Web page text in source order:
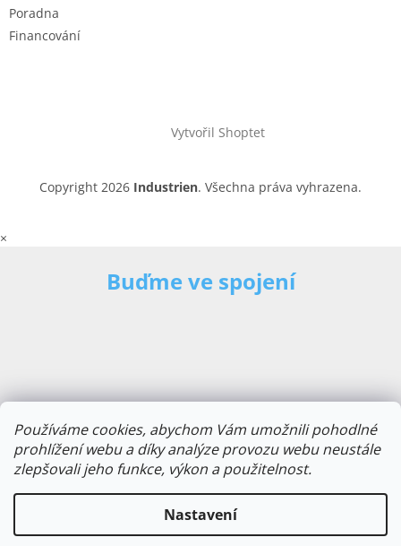
Používáme cookies, abychom Vám umožnili pohodlné
prohlížení webu a díky analýze provozu webu neustále
zlepšovali jeho funkce, výkon a použitelnost.
Nastavení
Poradna
Financování
Vytvořil Shoptet
Copyright 2026 Industrien. Všechna práva vyhrazena.
×
Buďme ve spojení
E-mailová adresa